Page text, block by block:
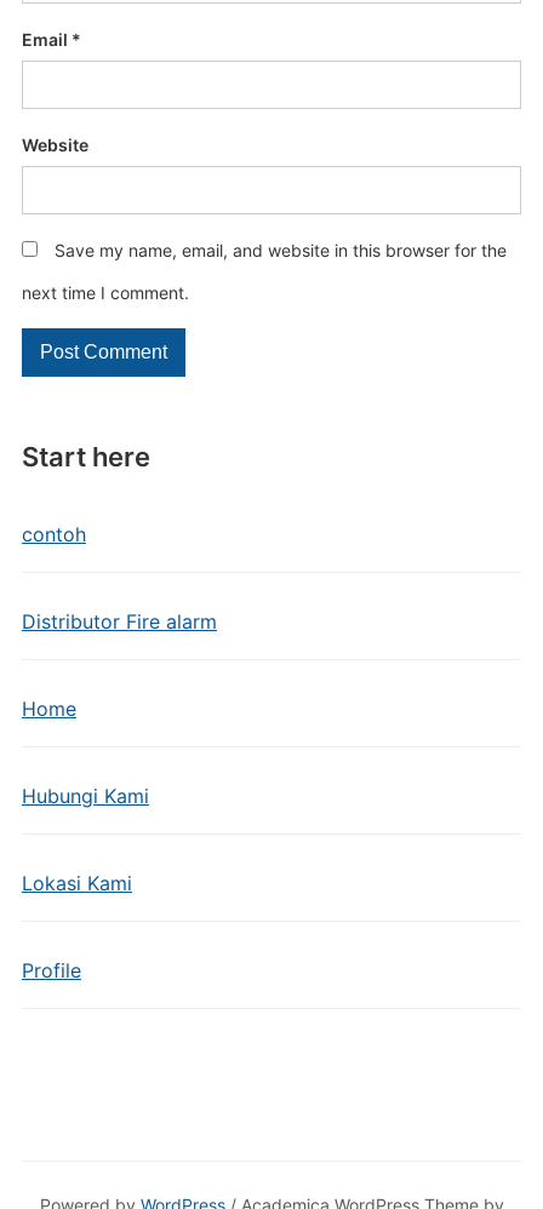
Start here
contoh
Distributor Fire alarm
Home
Hubungi Kami
Lokasi Kami
Profile
Email *
Website
Save my name, email, and website in this browser for the
next time I comment.
Powered by WordPress/ Academica WordPress Theme by